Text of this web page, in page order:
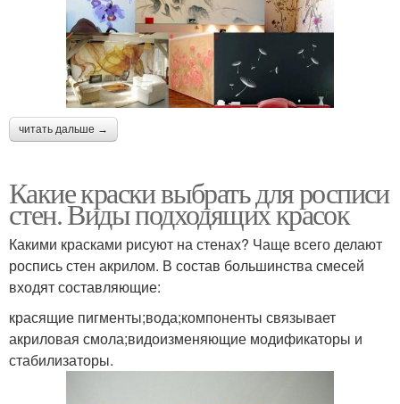
читать дальше →
Какие краски выбрать для росписи
стен. Виды подходящих красок
Какими красками рисуют на стенах? Чаще всего делают
роспись стен акрилом. В состав большинства смесей
входят составляющие:
красящие пигменты;вода;компоненты связывает
акриловая смола;видоизменяющие модификаторы и
стабилизаторы.